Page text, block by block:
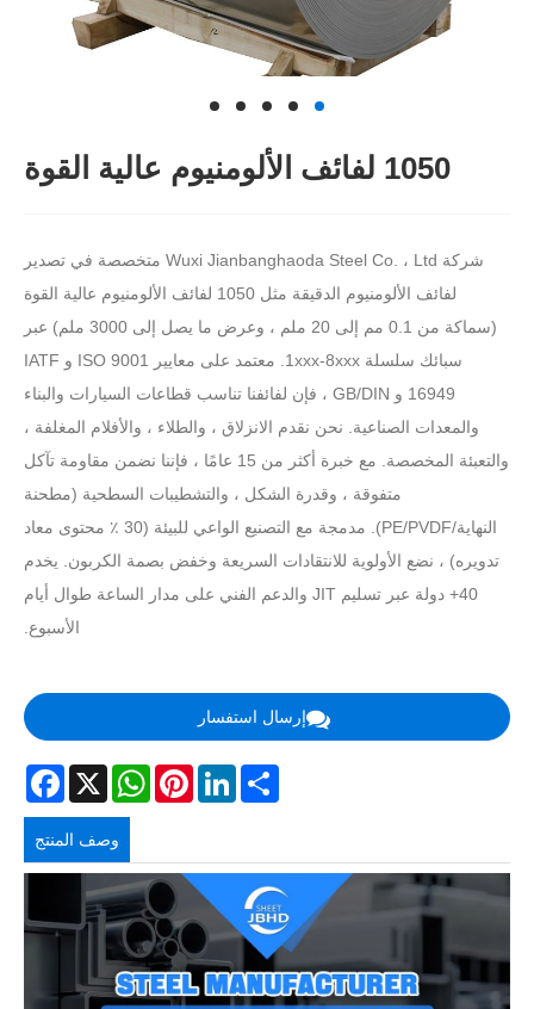
1050 لفائف الألومنيوم عالية القوة
شركة Wuxi Jianbanghaoda Steel Co. ، Ltd‌ متخصصة في تصدير
لفائف الألومنيوم الدقيقة مثل 1050 لفائف الألومنيوم عالية القوة
(سماكة من 0.1 مم إلى 20 ملم ، وعرض ما يصل إلى 3000 ملم) عبر
سبائك سلسلة 1xxx-8xxx. معتمد على معايير ISO 9001 و IATF
16949 و GB/DIN ، فإن لفائفنا تناسب قطاعات السيارات والبناء
والمعدات الصناعية. نحن نقدم الانزلاق ، والطلاء ، والأفلام المغلفة ،
والتعبئة المخصصة. مع خبرة أكثر من 15 عامًا ، فإننا نضمن مقاومة تآكل
متفوقة ، وقدرة الشكل ، والتشطيبات السطحية (مطحنة
النهاية/PE/PVDF). مدمجة مع التصنيع الواعي للبيئة (30 ٪ محتوى معاد
تدويره) ، نضع الأولوية للانتقادات السريعة وخفض بصمة الكربون. يخدم
40+ دولة عبر تسليم JIT والدعم الفني على مدار الساعة طوال أيام
الأسبوع.
إرسال استفسار
X
WhatsAppPinterestLinkedInShare
وصف المنتج